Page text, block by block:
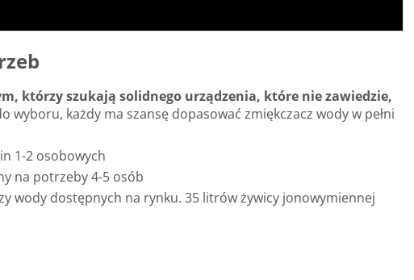
którzy szukają solidnego urządzenia, które nie zawiedzie,
każdy ma szansę dopasować zmiękczacz wody w pełni
1-2 osobowych
na potrzeby 4-5 osób
wody dostępnych na rynku. 35 litrów żywicy jonowymiennej